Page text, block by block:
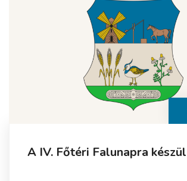
A IV. Főtéri Falunapra